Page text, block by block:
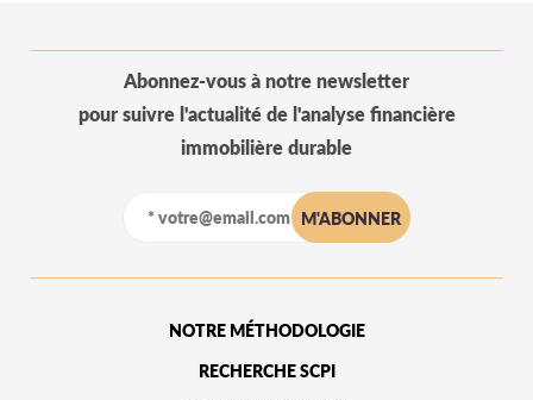
Abonnez-vous à notre newsletter
pour suivre l'actualité de l'analyse financière
immobilière durable
NOTRE MÉTHODOLOGIE
RECHERCHE SCPI